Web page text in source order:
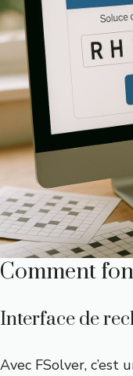
Comment
Interface de
Avec FSolver, c’est